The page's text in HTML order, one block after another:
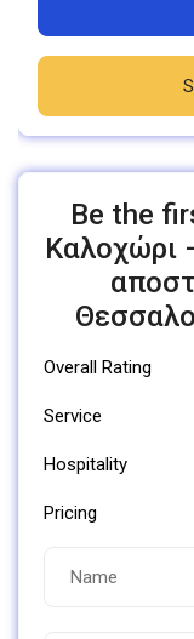
Be the
Καλοχώρι
Overall Rating
Service
Hospitality
Pricing